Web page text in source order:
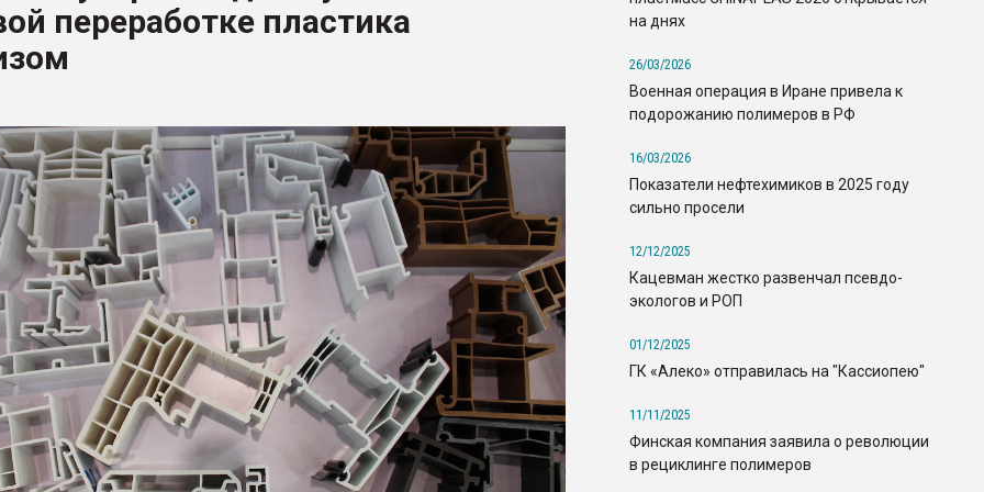
ПЭТ переработке пластика
на днях
26/03/2026
Военная операция в Иране привела к
подорожанию полимеров в РФ
16/03/2026
Показатели нефтехимиков в 2025 году
сильно просели
12/12/2025
Кацевман жестко развенчал псевдо-
экологов и РОП
01/12/2025
ГК «Алеко» отправилась на "Кассиопею"
11/11/2025
Финская компания заявила о революции
в рециклинге полимеров